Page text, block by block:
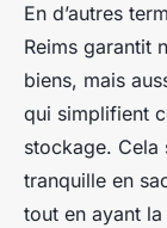
En d’autres
Reims garantit
biens, mais
qui simplifient
stockage. Cela
tranquille en
tout en ayant